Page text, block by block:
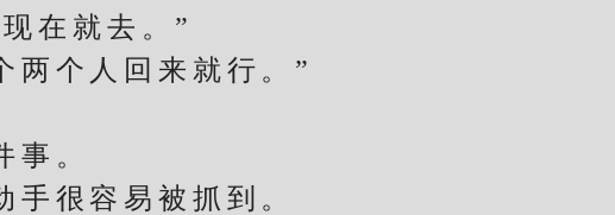
在就去。”
个人回来就行。”
。
很容易被抓到。